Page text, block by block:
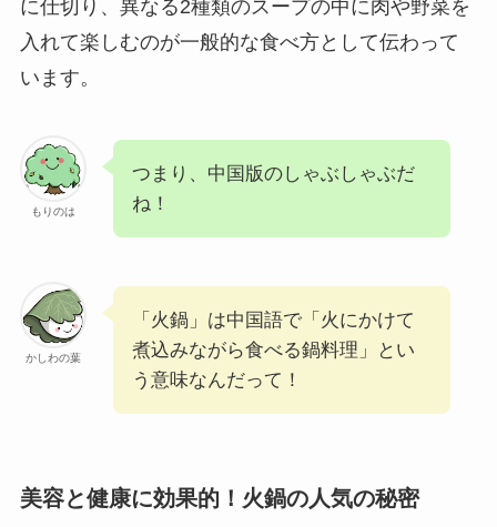
に仕切り、異なる2種類のスープの中に肉や野菜を
入れて楽しむのが一般的な食べ方として伝わって
います。
もりのは
つまり、中国版のしゃぶしゃぶだ
ね！
かしわの葉
「火鍋」は中国語で「火にかけて
煮込みながら食べる鍋料理」とい
う意味なんだって！
美容と健康に効果的！火鍋の人気の秘密